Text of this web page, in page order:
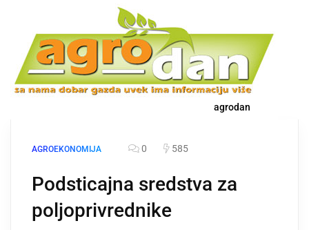
agrodan
AGROEKONOMIJA 0 585
Podsticajna sredstva za
poljoprivrednike